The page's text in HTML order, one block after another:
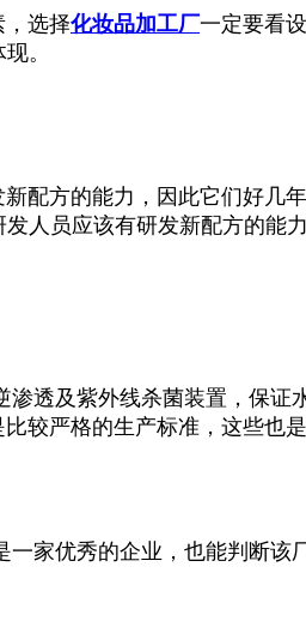
选择化妆品加工厂一定要看
。
配方的能力，因此它们好几
人员应该有研发新配方的能
透及紫外线杀菌装置，保证
较严格的生产标准，这些也
家优秀的企业，也能判断该